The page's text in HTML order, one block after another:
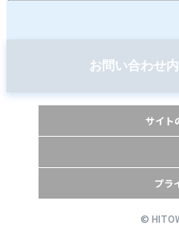
お問い合わせ
サイト
プラ
©